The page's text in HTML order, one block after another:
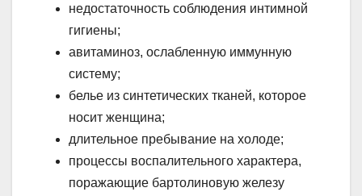
недостаточность соблюдения интимной
гигиены;
авитаминоз, ослабленную иммунную
систему;
белье из синтетических тканей, которое
носит женщина;
длительное пребывание на холоде;
процессы воспалительного характера,
поражающие бартолиновую железу